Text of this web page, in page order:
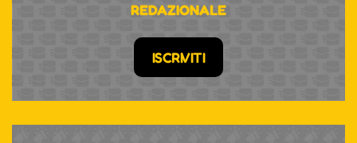
REDAZIONALE
ISCRIVITI